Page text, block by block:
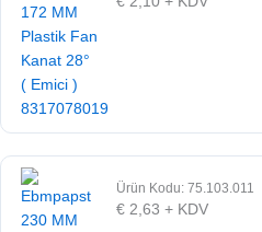
Ürün Kodu: 75.103.011
€ 2,63 + KDV